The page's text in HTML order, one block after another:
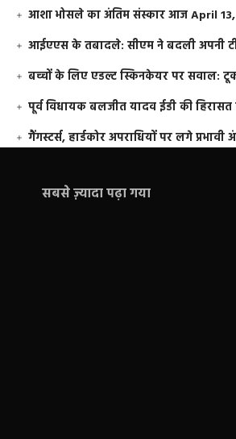
आशा भोसले का अंतिम संस्कार आजApril
आईएएस के तबादले: सीएम ने बदली अपनी
बच्चों के लिए एडल्ट स्किनकेयर पर सवाल:
पूर्व विधायक बलजीत यादव ईडी की
गैंगस्टर्स, हार्डकोर अपराधियों पर लगे
सबसे ज़्यादा पढ़ा गया